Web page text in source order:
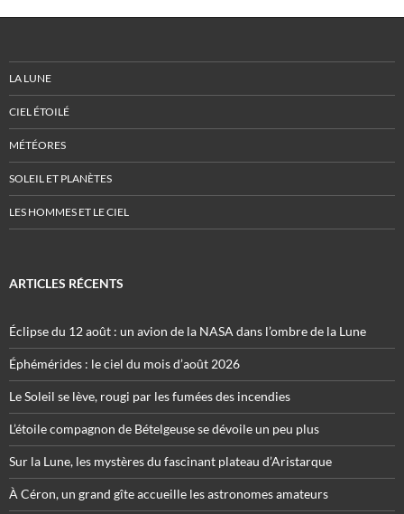
LA LUNE
CIEL ÉTOILÉ
MÉTÉORES
SOLEIL ET PLANÈTES
LES HOMMES ET LE CIEL
ARTICLES RÉCENTS
Éclipse du 12 août : un avion de la NASA dans l’ombre de la Lune
Éphémérides : le ciel du mois d’août 2026
Le Soleil se lève, rougi par les fumées des incendies
L’étoile compagnon de Bételgeuse se dévoile un peu plus
Sur la Lune, les mystères du fascinant plateau d’Aristarque
À Céron, un grand gîte accueille les astronomes amateurs